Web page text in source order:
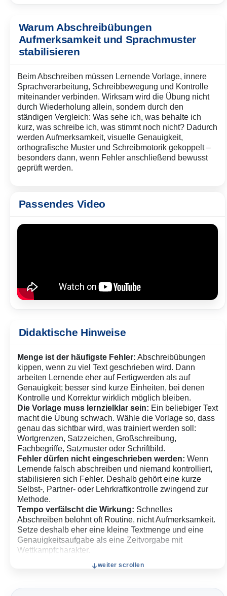
andere.
Warum Abschreibübungen
Aufmerksamkeit und Sprachmuster
stabilisieren
Beim Abschreiben müssen Lernende Vorlage, innere
Sprachverarbeitung, Schreibbewegung und Kontrolle
miteinander verbinden. Wirksam wird die Übung nicht
durch Wiederholung allein, sondern durch den
ständigen Vergleich: Was sehe ich, was behalte ich
kurz, was schreibe ich, was stimmt noch nicht? Dadurch
werden Aufmerksamkeit, visuelle Genauigkeit,
orthografische Muster und Schreibmotorik gekoppelt –
besonders dann, wenn Fehler anschließend bewusst
geprüft werden.
Passendes Video
Didaktische Hinweise
Menge ist der häufigste Fehler: Abschreibübungen
kippen, wenn zu viel Text geschrieben wird. Dann
arbeiten Lernende eher auf Fertigwerden als auf
Genauigkeit; besser sind kurze Einheiten, bei denen
Kontrolle und Korrektur wirklich möglich bleiben.
Die Vorlage muss lernzielklar sein: Ein beliebiger Text
macht die Übung schwach. Wähle die Vorlage so, dass
genau das sichtbar wird, was trainiert werden soll:
Wortgrenzen, Satzzeichen, Großschreibung,
Fachbegriffe, Satzmuster oder Schriftbild.
Fehler dürfen nicht eingeschrieben werden: Wenn
Lernende falsch abschreiben und niemand kontrolliert,
stabilisieren sich Fehler. Deshalb gehört eine kurze
Selbst-, Partner- oder Lehrkraftkontrolle zwingend zur
Methode.
Tempo verfälscht die Wirkung: Schnelles
Abschreiben belohnt oft Routine, nicht Aufmerksamkeit.
Setze deshalb eher eine kleine Textmenge und eine
Genauigkeitsaufgabe als eine Zeitvorgabe mit
Wettkampfcharakter.
Kontrolle braucht ein klares Suchraster:
„Vergleichen Sie noch einmal“ reicht vielen Lernenden
Wort?“, „Stimmen alle Satzzeichen?“, „Sind die
weiter scrollen